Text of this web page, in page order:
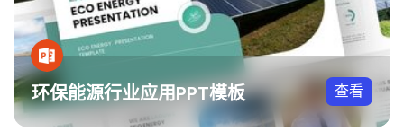
环保能源行业应用PPT模板 查看